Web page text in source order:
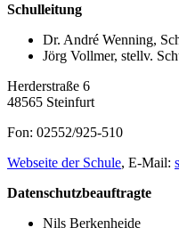
Schulleitung
Dr. André Wenning,
Jörg Vollmer, stellv.
Herderstraße 6
48565 Steinfurt
Fon: 02552/925-510
Webseite der Schule, E-Mail:
Datenschutzbeauftragte
Nils Berkenheide